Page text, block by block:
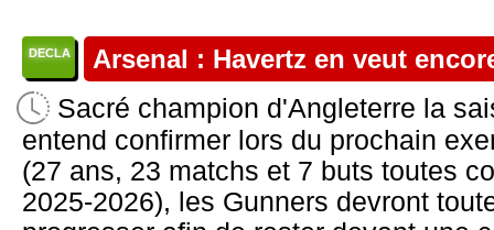
DECLA Arsenal : Havertz en veut
Sacré champion d'Angleterre la
entend confirmer lors du prochain
(27 ans, 23 matchs et 7 buts toutes
2025-2026), les Gunners devront